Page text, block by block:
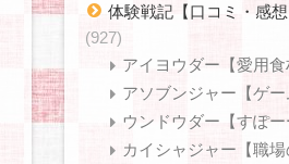
体験戦記【口コミ・感想
(927)
アイヨウダー【愛用食
アソブンジャー【ゲー
ウンドウダー【すぽー
カイシャジャー【職